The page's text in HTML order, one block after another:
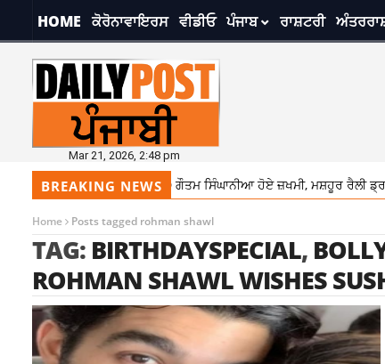
HOME ਕੋਰੋਨਾਵਾਇਰਸ ਵੀਡੀਓ ਪੰਜਾਬ ਰਾਸ਼ਟਰੀ
Mar 21, 2026, 2:48 pm
BREAKING NEWS
ਸਪੀਡ ਬੋਟ ਹਾਦਸੇ ‘ਚ ਰੇਮੰਡ MD ਗੌਤਮ ਸਿੰਘਾਨੀਆ ਹੋਏ ਜ਼ਖਮੀ, ਮਸ਼ਹੂਰ ਰੈਲੀ
Home Posts tagged rohman shawl
TAG: BIRTHDAYSPECIAL,
ROHMAN SHAWL WISHES